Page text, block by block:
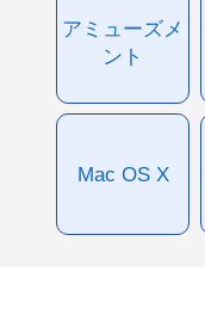
アミューズメ
ント
Mac OS X